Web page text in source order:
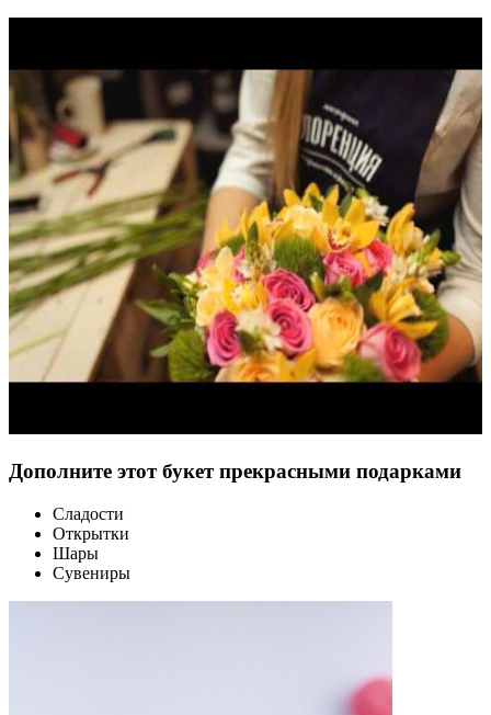
Дополните этот букет прекрасными подарками
Сладости
Открытки
Шары
Сувениры